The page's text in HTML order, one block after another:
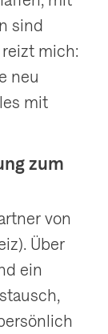
sind
mich:
neu
mit
zum
von
Über
ein